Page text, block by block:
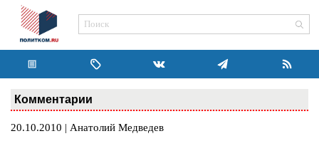
Комментарии
20.10.2010 | Анатолий Медведев